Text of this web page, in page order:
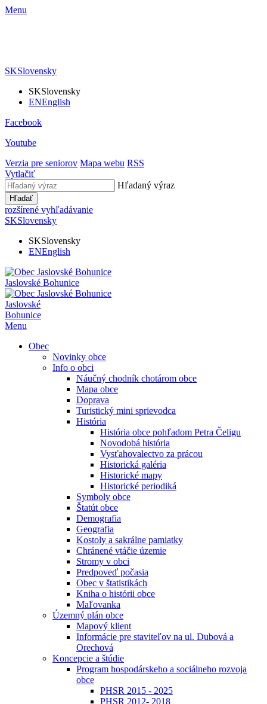
Menu
SKSlovensky
SKSlovensky
ENEnglish
Facebook
Youtube
Verzia pre seniorov Mapa webu RSS
Vytlačiť
Hľadaný výraz
Hľadať
rozšírené vyhľadávanie
SKSlovensky
SKSlovensky
ENEnglish
Jaslovské Bohunice
Jaslovské
Bohunice
Menu
Obec
Novinky obce
Info o obci
Náučný chodník chotárom obce
Mapa obce
Doprava
Turistický mini sprievodca
História
História obce pohľadom Petra Čeligu
Novodobá história
Vysťahovalectvo za prácou
Historická galéria
Historické mapy
Historické periodiká
Symboly obce
Štatút obce
Demografia
Geografia
Kostoly a sakrálne pamiatky
Chránené vtáčie územie
Stromy v obci
Predpoveď počasia
Obec v štatistikách
Kniha o histórii obce
Maľovanka
Územný plán obce
Mapový klient
Informácie pre staviteľov na ul. Dubová a
Orechová
Koncepcie a štúdie
Program hospodárskeho a sociálneho rozvoja
obce
PHSR 2015 - 2025
PHSR 2012- 2018